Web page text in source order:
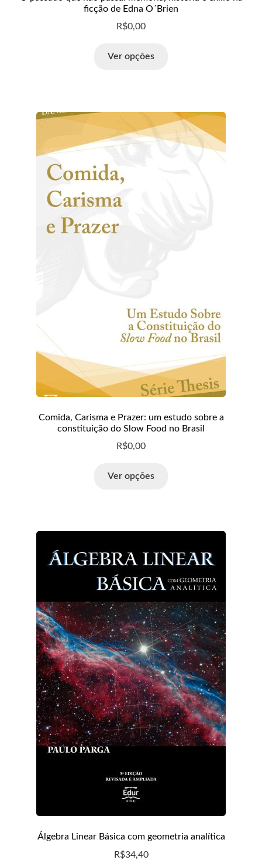
ficção de Edna O´Brien
R$0,00
Ver opções
Comida, Carisma e Prazer: um estudo sobre a
constituição do Slow Food no Brasil
R$0,00
Ver opções
Álgebra Linear Básica com geometria analítica
R$34,40